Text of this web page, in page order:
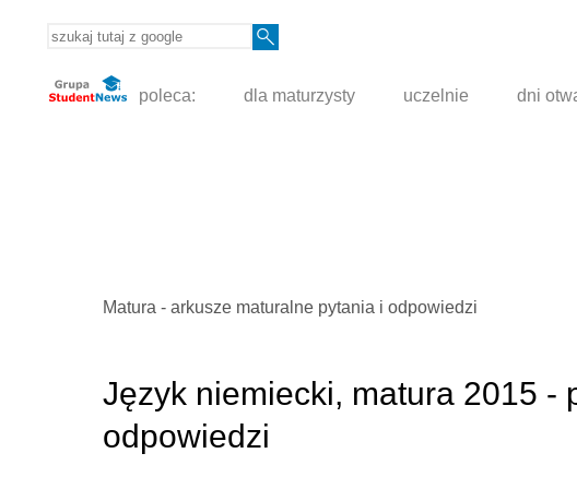
poleca: dla maturzysty uczelnie dni
Matura - arkusze maturalne pytania i odpowiedzi
Język niemiecki, matura 2015 -
odpowiedzi